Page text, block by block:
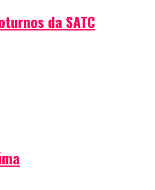
da SATC